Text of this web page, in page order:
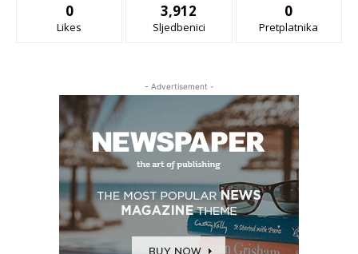
0
Likes
3,912
Sljedbenici
0
Pretplatnika
- Advertisement -